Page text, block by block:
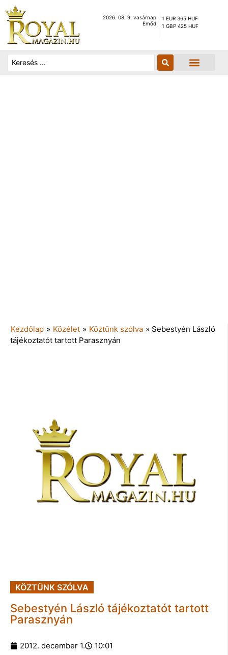
2026. 08. 9. vasárnap
Emőd
1 EUR 365 HUF
1 GBP 425 HUF
Kezdőlap » Közélet » Köztünk szólva » Sebestyén László
tájékoztatót tartott Parasznyán
KÖZTÜNK SZÓLVA
Sebestyén László tájékoztatót tartott
Parasznyán
2012. december 1. 10:01